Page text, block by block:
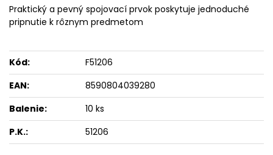
Praktický a pevný spojovací prvok poskytuje jednoduché
pripnutie k rôznym predmetom
Kód:
F51206
EAN:
8590804039280
Balenie:
10 ks
P.K.:
51206